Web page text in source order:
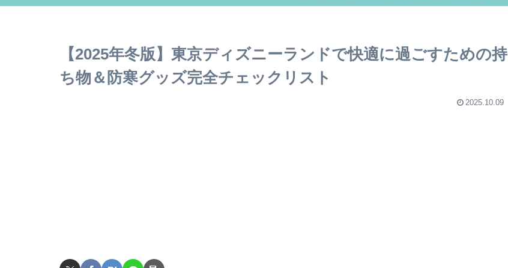
【2025年冬版】東京ディズニーランドで快適に過ごすための持
ち物＆防寒グッズ完全チェックリスト
2025.10.09